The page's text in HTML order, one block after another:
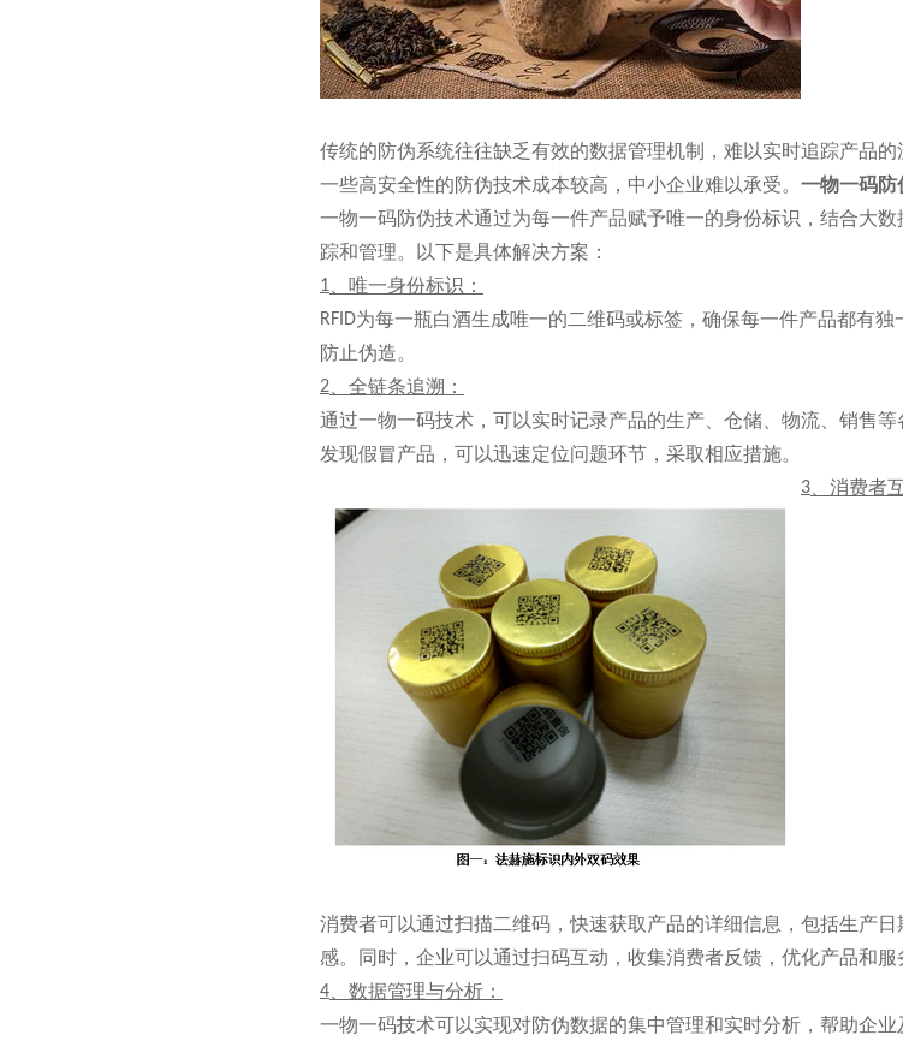
传统的防伪系统往往缺乏有效的数据管理机制，难以实时追踪产品的
一些高安全性的防伪技术成本较高，中小企业难以承受。 一物一码防
一物一码防伪技术通过为每一件产品赋予唯一的身份标识，结合大
踪和管理。以下是具体解决方案：
1 、唯一身份标识：
为每一瓶白酒生成唯一的二维码或
RFID
标签，确保每一件产品都有
防止伪造。
2 、全链条追溯：
通过一物一码技术，可以实时记录产品的生产、仓储、物流、销售
发现假冒产品，可以迅速定位问题环节，采取相应措施。
3 、消费者
消费者可以通过扫描二维码，快速获取产品的详细信息，包括生产
感。同时，企业可以通过扫码互动，收集消费者反馈，优化产品和服
4 、数据管理与分析：
一物一码技术可以实现对防伪数据的集中管理和实时分析，帮助企业